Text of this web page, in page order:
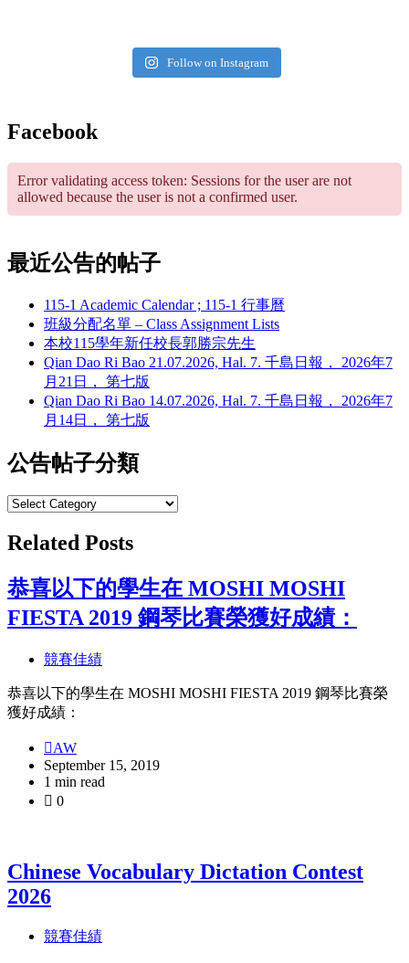
Follow on Instagram
Facebook
Error validating access token: Sessions for the user are not
allowed because the user is not a confirmed user.
最近公告的帖子
115-1 Academic Calendar ; 115-1 行事曆
班級分配名單 – Class Assignment Lists
本校115學年新任校長郭勝宗先生
Qian Dao Ri Bao 21.07.2026, Hal. 7. 千島日報， 2026年7
月21日， 第七版
Qian Dao Ri Bao 14.07.2026, Hal. 7. 千島日報， 2026年7
月14日， 第七版
公告帖子分類
公
帖
分
類
Related Posts
恭喜以下的學生在 MOSHI MOSHI
FIESTA 2019 鋼琴比賽榮獲好成績：
競賽佳績
恭喜以下的學生在 MOSHI MOSHI FIESTA 2019 鋼琴比賽榮
獲好成績：
AW
September 15, 2019
1 min read
0
Chinese Vocabulary Dictation Contest
2026
競賽佳績